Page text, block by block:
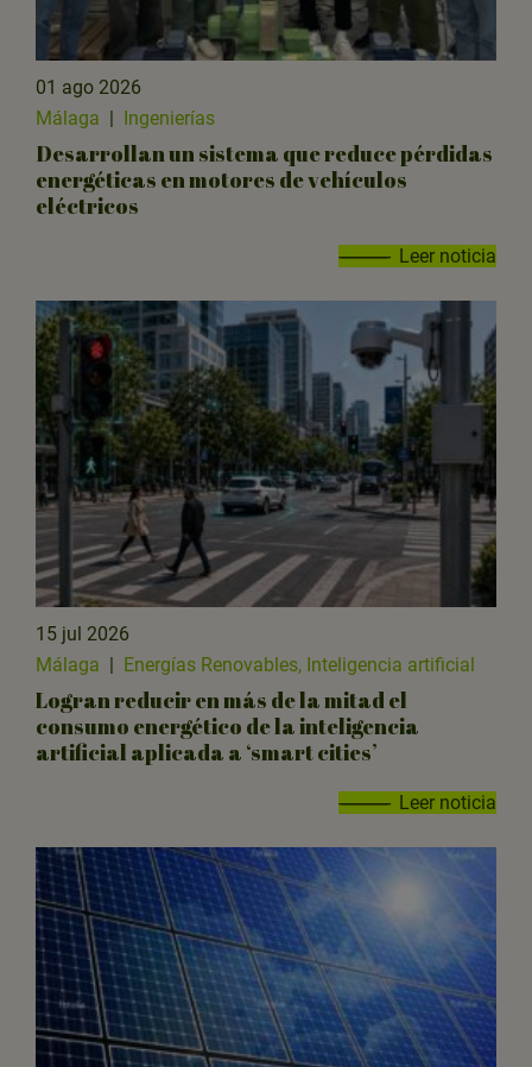
01 ago 2026
Málaga | Ingenierías
Desarrollan un sistema que reduce pérdidas
energéticas en motores de vehículos
eléctricos
Leer noticia
15 jul 2026
Málaga
Energías Renovables, Inteligencia artificial
Logran reducir en más de la mitad el
consumo energético de la inteligencia
artificial aplicada a ‘smart cities’
Leer noticia